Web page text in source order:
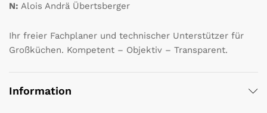
N: Alois Andrä Übertsberger
Ihr freier Fachplaner und technischer Unterstützer für
Großküchen. Kompetent – Objektiv – Transparent.
Information